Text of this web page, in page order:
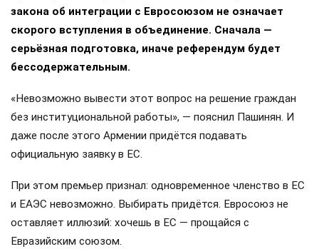
закона об интеграции с Евросоюзом не означает
скорого вступления в объединение. Сначала —
серьёзная подготовка, иначе референдум будет
бессодержательным.
«Невозможно вывести этот вопрос на решение граждан
без институциональной работы», — пояснил Пашинян. И
даже после этого Армении придётся подавать
официальную заявку в ЕС.
При этом премьер признал: одновременное членство в ЕС
и ЕАЭС невозможно. Выбирать придётся. Евросоюз не
оставляет иллюзий: хочешь в ЕС — прощайся с
Евразийским союзом.